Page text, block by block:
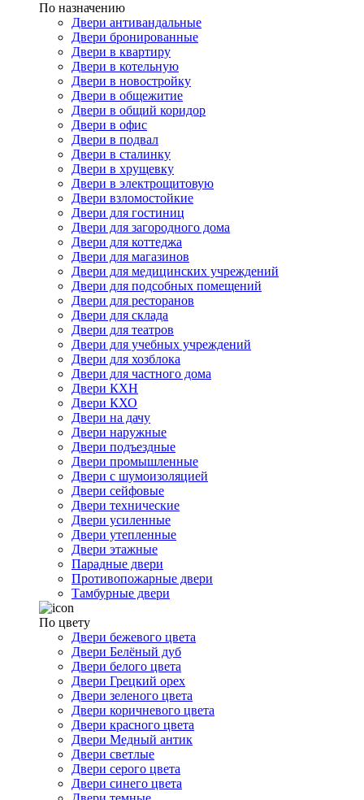
По назначению
Двери антивандальные
Двери бронированные
Двери в квартиру
Двери в котельную
Двери в новостройку
Двери в общежитие
Двери в общий коридор
Двери в офис
Двери в подвал
Двери в сталинку
Двери в хрущевку
Двери в электрощитовую
Двери взломостойкие
Двери для гостиниц
Двери для загородного дома
Двери для коттеджа
Двери для магазинов
Двери для медицинских учреждений
Двери для подсобных помещений
Двери для ресторанов
Двери для склада
Двери для театров
Двери для учебных учреждений
Двери для хозблока
Двери для частного дома
Двери КХН
Двери КХО
Двери на дачу
Двери наружные
Двери подъездные
Двери промышленные
Двери с шумоизоляцией
Двери сейфовые
Двери технические
Двери усиленные
Двери утепленные
Двери этажные
Парадные двери
Противопожарные двери
Тамбурные двери
По цвету
Двери бежевого цвета
Двери Белёный дуб
Двери белого цвета
Двери Грецкий орех
Двери зеленого цвета
Двери коричневого цвета
Двери красного цвета
Двери Медный антик
Двери светлые
Двери серого цвета
Двери синего цвета